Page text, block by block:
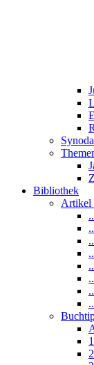
Bibliothek
Artikel